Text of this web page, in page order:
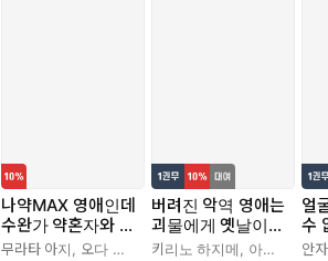
나약MAX 영애인데
수완가 약혼자와 내
기를 하고 말았다
무라타 아지, 오다 히로
버려진 악역 영애는
괴물에게 옛날이야
기를 들려준다
키리노 하지메, 아키자와 에데
얼
수
안